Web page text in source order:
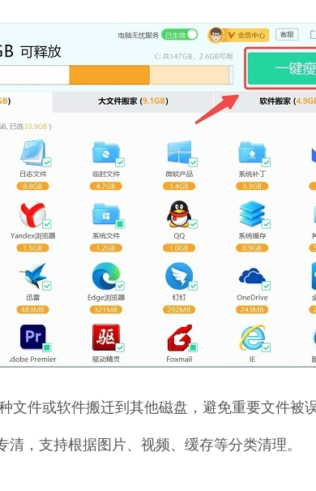
文件或软件搬迁到其他磁盘，避免重要文件被误
清，支持根据图片、视频、缓存等分类清理。